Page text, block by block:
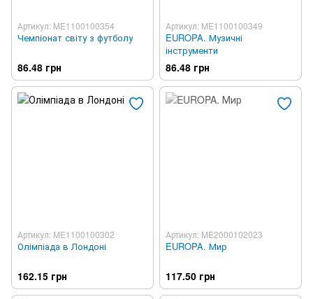
Артикул: ME1100100354
Чемпіонат світу з футболу
86.48 грн
Артикул: ME1100100349
EUROPA. Музичні
інструменти
86.48 грн
Артикул: ME1100100302
Олімпіада в Лондоні
162.15 грн
Артикул: ME2000102023
EUROPA. Мир
117.50 грн